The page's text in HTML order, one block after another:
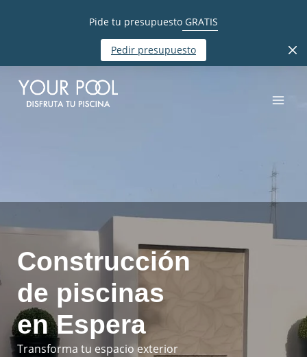
Pide tu presupuesto GRATIS
Pedir presupuesto
Construcción
de piscinas
en Espera
Transforma tu espacio exterior